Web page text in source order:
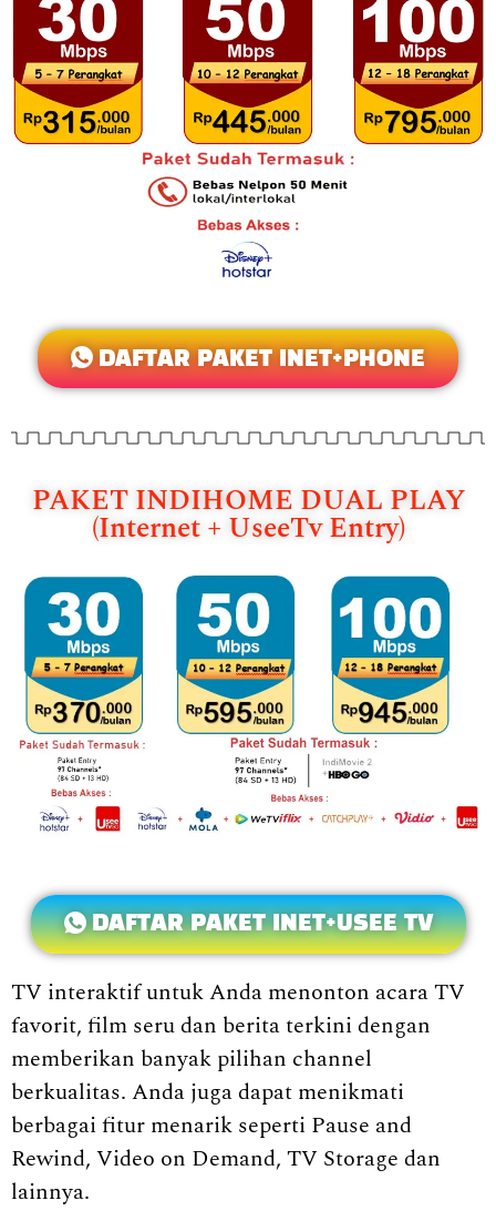
DAFTAR PAKET INET+PHONE
PAKET INDIHOME DUAL PLAY
(Internet + UseeTv Entry)
DAFTAR PAKET INET+USEE TV
TV interaktif untuk Anda menonton acara TV
favorit, film seru dan berita terkini dengan
memberikan banyak pilihan channel
berkualitas. Anda juga dapat menikmati
berbagai fitur menarik seperti Pause and
Rewind, Video on Demand, TV Storage dan
lainnya.